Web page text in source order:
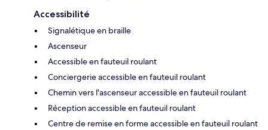
Accessibilité
Signalétique en braille
Ascenseur
Accessible en fauteuil roulant
Conciergerie accessible en fauteuil roulant
Chemin vers l'ascenseur accessible en fauteuil roulant
Réception accessible en fauteuil roulant
Centre de remise en forme accessible en fauteuil roulant